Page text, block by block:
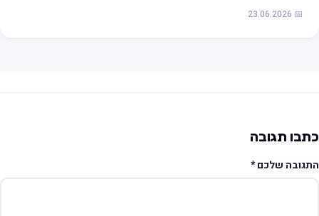
📅 23.06.2026
תגובה
שלכם*